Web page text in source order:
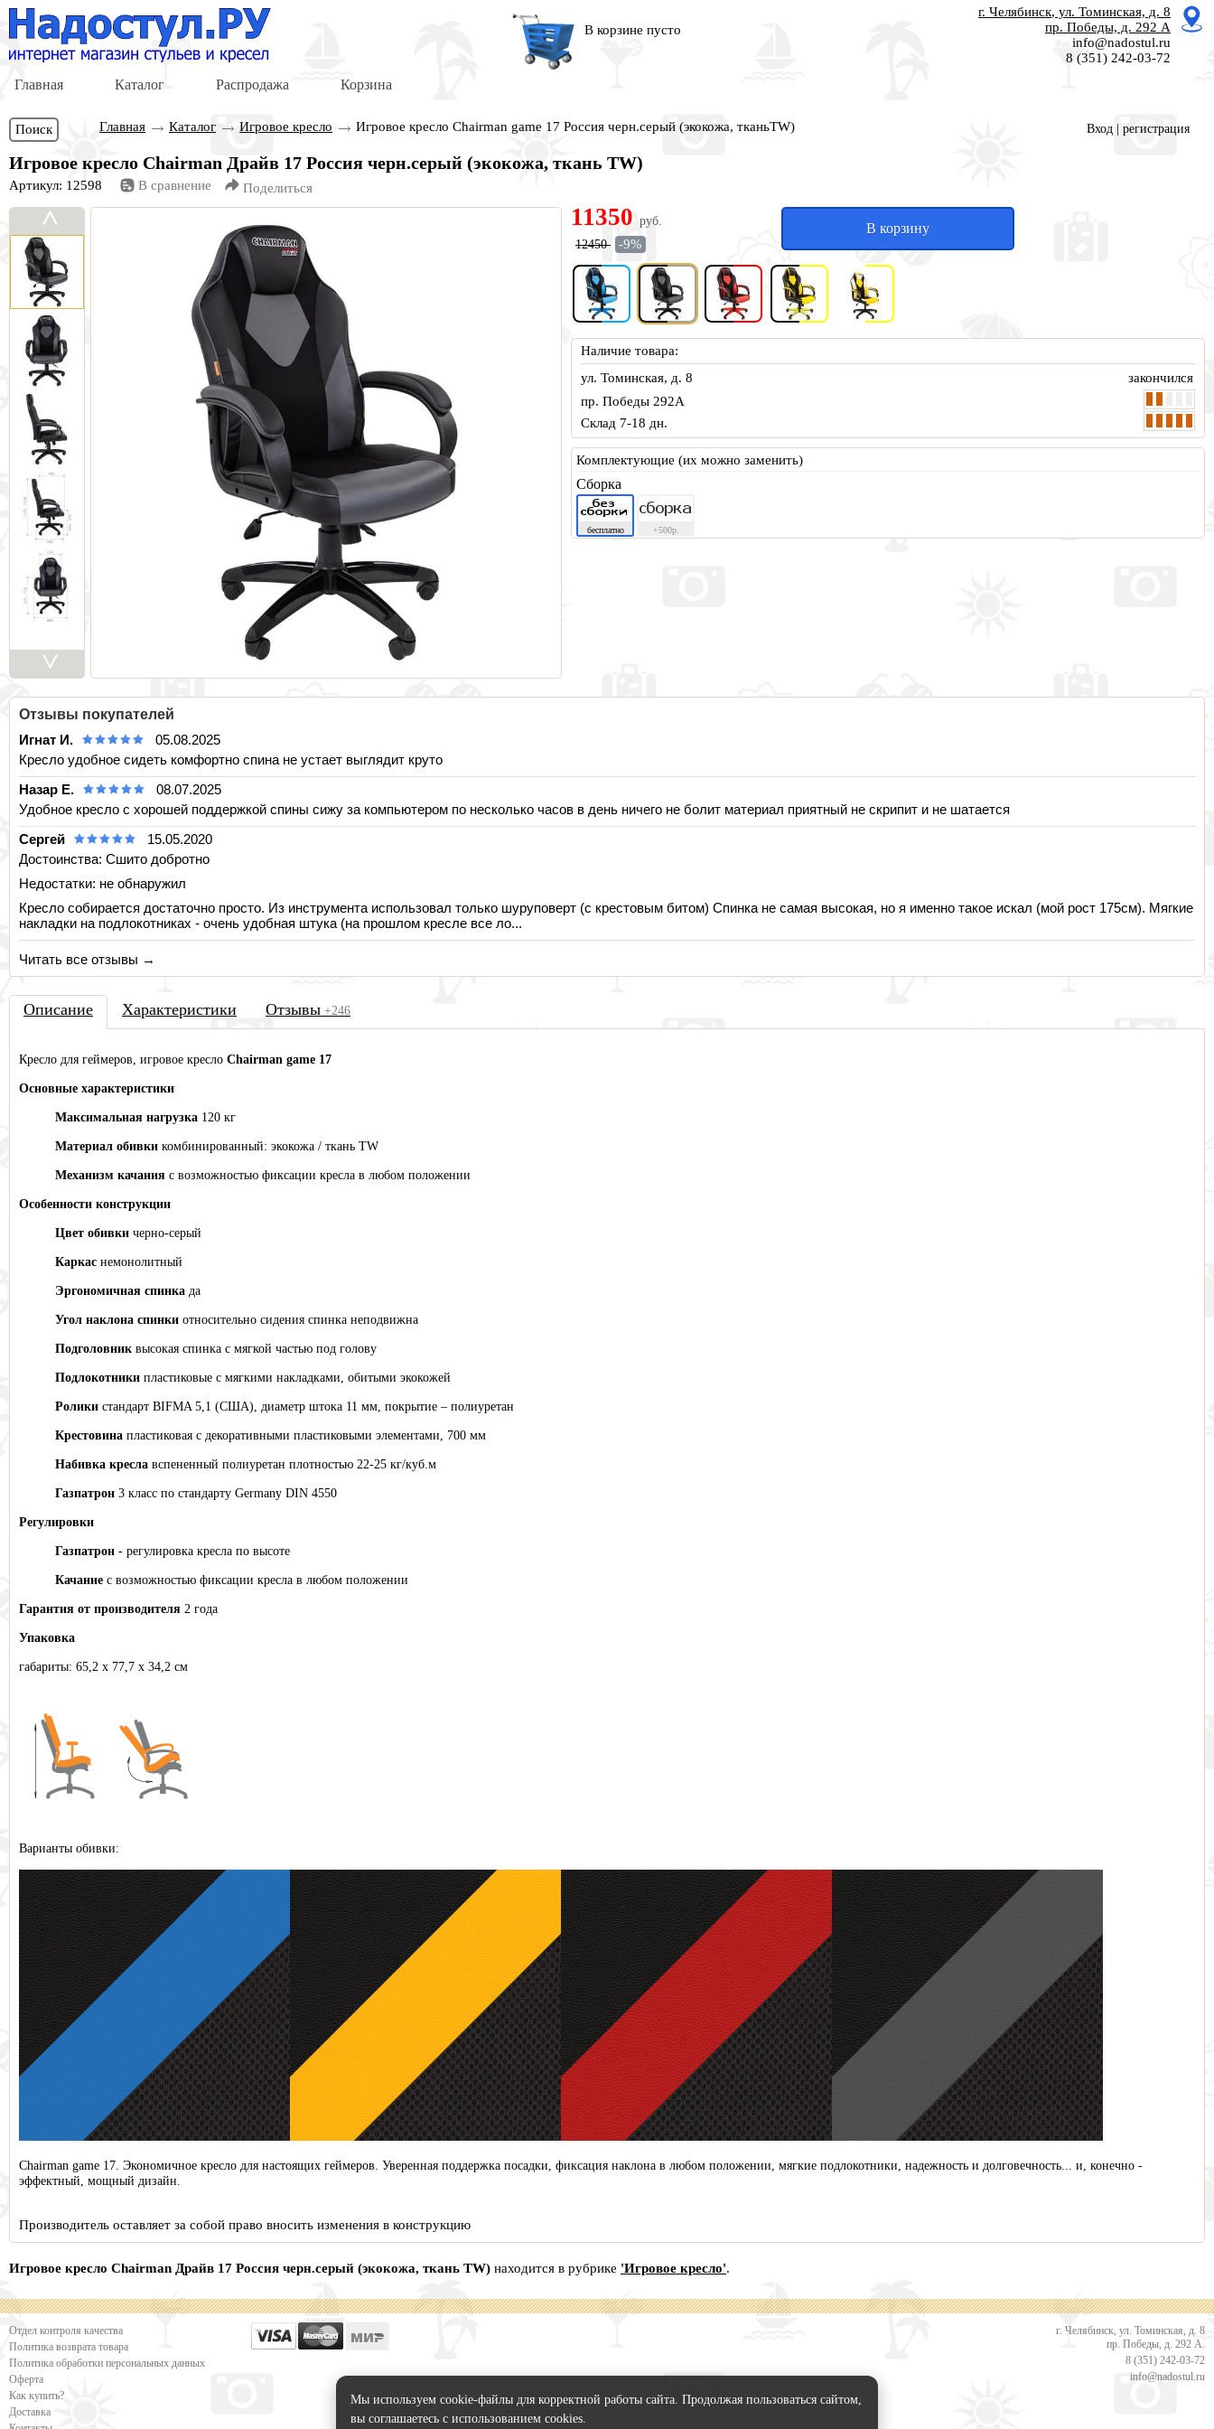
В корзине пусто
г. Челябинск, ул. Томинская, д. 8
пр. Победы, д. 292 А
info@nadostul.ru
8 (351) 242-03-72
Главная Каталог Распродажа Корзина
Поиск Вход регистрация
Главная Каталог Игровое кресло Игровое кресло Chairman game 17 Россия черн.серый (экокожа, тканьTW)
Игровое кресло Chairman Драйв 17 Россия черн.серый (экокожа, ткань TW)
Артикул: 12598 В сравнение Поделиться
<
>
11350 руб.
12450 -9%
В корзину
Наличие товара:
ул. Томинская, д. 8
закончился
пр. Победы 292А
Склад 7-18 дн.
Комплектующие (их можно заменить)
Сборка
бесплатно +500р.
Отзывы покупателей
Игнат И.
05.08.2025
Кресло удобное сидеть комфортно спина не устает выглядит круто
Назар Е.
08.07.2025
Удобное кресло с хорошей поддержкой спины сижу за компьютером по несколько часов в день ничего не болит материал приятный не скрипит и не шатается
Сергей
15.05.2020
Достоинства: Сшито добротно
Недостатки: не обнаружил
Кресло собирается достаточно просто. Из инструмента использовал только шуруповерт (с крестовым битом) Спинка не самая высокая, но я именно такое искал (мой рост 175см). Мягкие
накладки на подлокотниках - очень удобная штука (на прошлом кресле все ло...
Читать все отзывы →
Описание Характеристики Отзывы +246
Кресло для геймеров, игровое кресло Chairman game 17
Основные характеристики
Максимальная нагрузка 120 кг
Материал обивки комбинированный: экокожа / ткань TW
Механизм качания с возможностью фиксации кресла в любом положении
Особенности конструкции
Цвет обивки черно-серый
Каркас немонолитный
Эргономичная спинка да
Угол наклона спинки относительно сидения спинка неподвижна
Подголовник высокая спинка с мягкой частью под голову
Подлокотники пластиковые с мягкими накладками, обитыми экокожей
Ролики стандарт BIFMA 5,1 (США), диаметр штока 11 мм, покрытие – полиуретан
Крестовина пластиковая с декоративными пластиковыми элементами, 700 мм
Набивка кресла вспененный полиуретан плотностью 22-25 кг/куб.м
Газпатрон 3 класс по стандарту Germany DIN 4550
Регулировки
Газпатрон - регулировка кресла по высоте
Качание с возможностью фиксации кресла в любом положении
Гарантия от производителя 2 года
Упаковка
габариты: 65,2 х 77,7 х 34,2 см
Варианты обивки:
Chairman game 17. Экономичное кресло для настоящих геймеров. Уверенная поддержка посадки, фиксация наклона в любом положении, мягкие подлокотники, надежность и долговечность... и, конечно -
эффектный, мощный дизайн.
Производитель оставляет за собой право вносить изменения в конструкцию
Игровое кресло Chairman Драйв 17 Россия черн.серый (экокожа, ткань TW) находится в рубрике 'Игровое кресло'.
Отдел контроля качества
Политика возврата товара
Политика обработки персональных данных
Оферта
Как купить?
Доставка
г. Челябинск, ул. Томинская, д. 8
пр. Победы, д. 292 А.
8 (351) 242-03-72
info@nadostul.ru
Мы используем cookie-файлы для корректной работы сайта. Продолжая пользоваться сайтом,
вы соглашаетесь с использованием cookies.